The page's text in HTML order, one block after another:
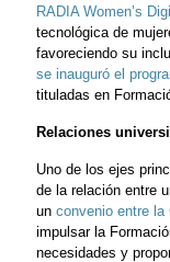
RADIA Women’s
tecnológica de
favoreciendo su
se inauguró el
tituladas en
Relaciones
Uno de los ejes
de la relación entre
un convenio entre la
impulsar la
necesidades y